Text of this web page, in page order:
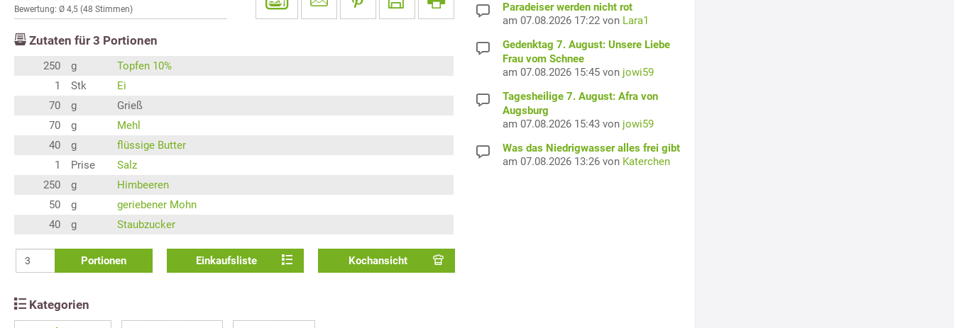
Bewertung: Ø 4,5 (48 Stimmen)
Zutaten für 3 Portionen
250 g
Topfen 10%
1
Stk
Ei
70
g
Grieß
70
g
Mehl
40
g
flüssige Butter
1
Prise
Salz
250
g
Himbeeren
50
g
geriebener Mohn
40
g Staubzucker
Portionen Einkaufsliste Kochansicht
Kategorien
Paradeiser werden nicht rot
am 07.08.2026 17:22 von Lara1
Gedenktag 7. August: Unsere Liebe
Frau vom Schnee
am 07.08.2026 15:45 von jowi59
Tagesheilige 7. August: Afra von
Augsburg
am 07.08.2026 15:43 von jowi59
Was das Niedrigwasser alles frei gibt
am 07.08.2026 13:26 von Katerchen